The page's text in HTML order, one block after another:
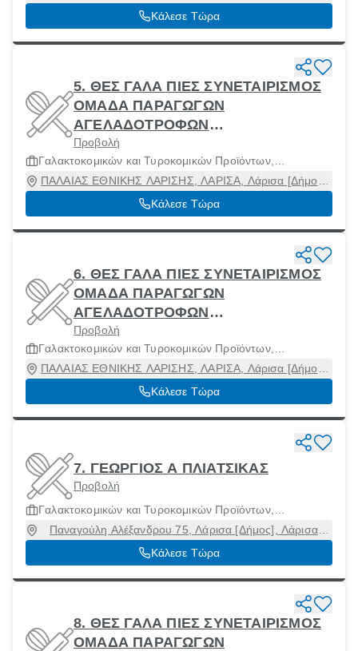
Λάρισα
Κάλεσε Τώρα
5. ΘΕΣ ΓΑΛΑ ΠΙΕΣ ΣΥΝΕΤΑΙΡΙΣΜΟΣ
ΟΜΑΔΑ ΠΑΡΑΓΩΓΩΝ
ΑΓΕΛΑΔΟΤΡΟΦΩΝ
ΓΑΛΑΚΤΟΠΑΡΑΓΩΓΗΣ ΘΕΣΣΑΛΙΑΣ
Κ ΠΙΕΡΙΑΣ
Προβολή
Γαλακτοκομικών και Τυροκομικών Προϊόντων,
Μηχανήματα και Πρώτες Ύλες
ΠΑΛΑΙΑΣ ΕΘΝΙΚΗΣ ΛΑΡΙΣΗΣ, ΛΑΡΙΣΑ, Λάρισα [Δήμος],
Λάρισα
Κάλεσε Τώρα
6. ΘΕΣ ΓΑΛΑ ΠΙΕΣ ΣΥΝΕΤΑΙΡΙΣΜΟΣ
ΟΜΑΔΑ ΠΑΡΑΓΩΓΩΝ
ΑΓΕΛΑΔΟΤΡΟΦΩΝ
ΓΑΛΑΚΤΟΠΑΡΑΓΩΓΗΣ ΘΕΣΣΑΛΙΑΣ
Κ ΠΙΕΡΙΑΣ
Προβολή
Γαλακτοκομικών και Τυροκομικών Προϊόντων,
Μηχανήματα και Πρώτες Ύλες
ΠΑΛΑΙΑΣ ΕΘΝΙΚΗΣ ΛΑΡΙΣΗΣ, ΛΑΡΙΣΑ, Λάρισα [Δήμος],
Λάρισα
Κάλεσε Τώρα
7. ΓΕΩΡΓΙΟΣ Α ΠΛΙΑΤΣΙΚΑΣ
Προβολή
Γαλακτοκομικών και Τυροκομικών Προϊόντων,
Μηχανήματα και Πρώτες Ύλες
Παναγούλη Αλέξανδρου 75, Λάρισα [Δήμος], Λάρισα,
41223
Κάλεσε Τώρα
8. ΘΕΣ ΓΑΛΑ ΠΙΕΣ ΣΥΝΕΤΑΙΡΙΣΜΟΣ
ΟΜΑΔΑ ΠΑΡΑΓΩΓΩΝ